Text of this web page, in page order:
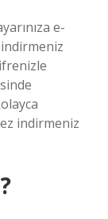
e-
indirmeniz
indirmeniz